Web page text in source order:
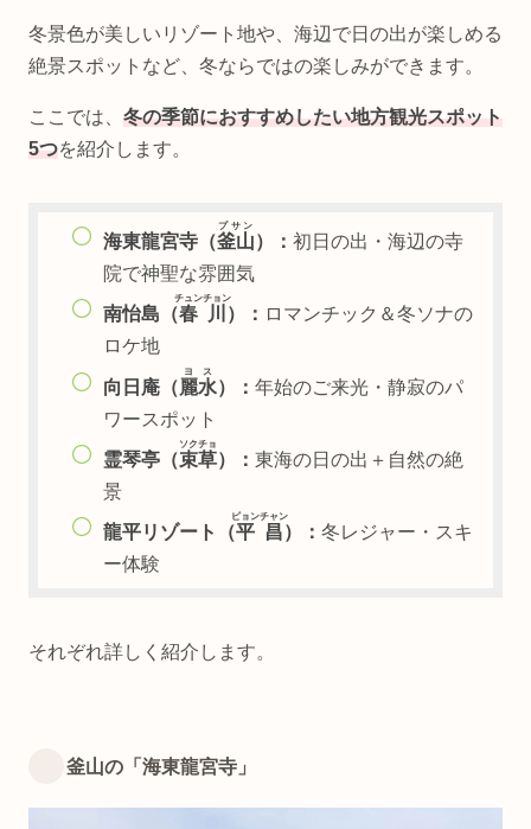
冬景色が美しいリゾート地や、海辺で日の出が楽しめる
絶景スポットなど、冬ならではの楽しみができます。
ここでは、 冬の季節におすすめしたい地方観光スポット
5つを紹介します。
海東龍宮寺（釜山
プサン
）： 初日の出・海辺の寺
院で神聖な雰囲気
南怡島（春川
チュンチョン
）： ロマンチック＆冬ソナの
ロケ地
向日庵（麗水
ヨス
）： 年始のご来光・静寂のパ
ワースポット
霊琴亭（束草
ソクチョ
）： 東海の日の出＋自然の絶
景
龍平リゾート（平昌
ピョンチャン
）： 冬レジャー・スキ
ー体験
それぞれ詳しく紹介します。
釜山の「海東龍宮寺」